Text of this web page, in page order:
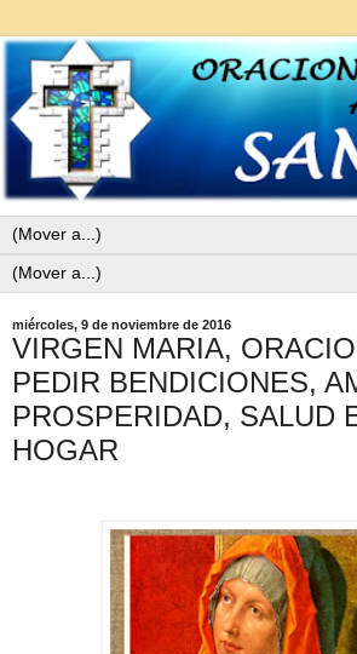
miércoles, 9 de noviembre de 2016
VIRGEN MARIA,
PEDIR BENDICIONES,
PROSPERIDAD, SALUD
HOGAR